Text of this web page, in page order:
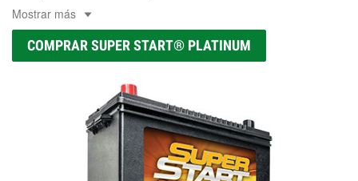
Mostrar más
COMPRAR SUPER START® PLATINUM